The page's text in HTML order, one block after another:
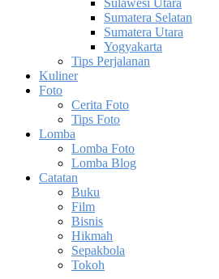
Sumatera Selatan
Sumatera Utara
Yogyakarta
Tips Perjalanan
Kuliner
Foto
Cerita Foto
Tips Foto
Lomba
Lomba Foto
Lomba Blog
Catatan
Buku
Film
Bisnis
Hikmah
Sepakbola
Tokoh